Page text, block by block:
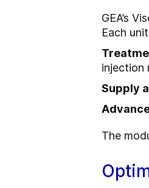
GEA’s
Each
injection
Supply
The